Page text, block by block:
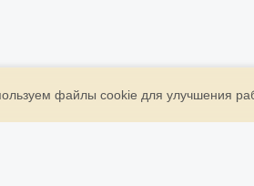
файлы cookie для улучшения